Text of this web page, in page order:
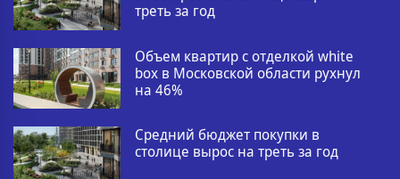
треть за год
Объем квартир с отделкой white
box в Московской области рухнул
на 46%
Средний бюджет покупки в
столице вырос на треть за год